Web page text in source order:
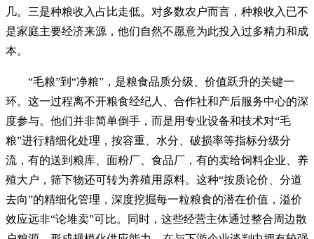
几。三是种粮收入占比走低。对多数农户而言，种粮收入已不
是家庭主要经济来源，他们自然不愿意为此投入过多精力和成
本。
“毛粮”到“净粮”，是粮食品质分级、价值跃升的关键一
环。这一过程离不开粮食经纪人、合作社和产后服务中心的深
度参与。他们并非简单倒手，而是用专业设备和技术对“毛
粮”进行精细化处理，按容重、水分、破损率等指标分级分
流，有的送到粮库、面粉厂、食品厂，有的卖给饲料企业、养
殖大户，筛下物还可转为养殖用原料。这种“按质论价、分道
去向”的精细化管理，深度挖掘每一粒粮食的潜在价值，溢价
效应远非“论堆卖”可比。同时，这些经营主体通过整合周边散